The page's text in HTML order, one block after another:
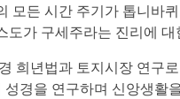
모든 시간 주기가 톱니바
도가 구세주라는 진리에
희년법과 토지시장 연구
경을 연구하며 신앙생활